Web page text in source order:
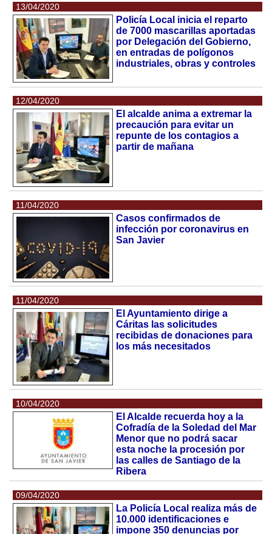
13/04/2020
Policía Local inicia el reparto
de 7000 mascarillas aportadas
por Delegación del Gobierno,
en entradas de polígonos
industriales, obras y controles
12/04/2020
El alcalde anima a extremar la
precaución para evitar un
repunte de los contagios a
partir de mañana
11/04/2020
Casos confirmados de
infección por coronavirus en
San Javier
11/04/2020
El Ayuntamiento dirige a
Cáritas las solicitudes
recibidas de donaciones para
los más necesitados
10/04/2020
El Alcalde recuerda hoy a la
Cofradía de la Soledad del Mar
Menor que no podrá sacar
esta noche la procesión por
las calles de Santiago de la
Ribera
09/04/2020
La Policía Local realiza más de
10.000 identificaciones e
impone 350 denuncias por